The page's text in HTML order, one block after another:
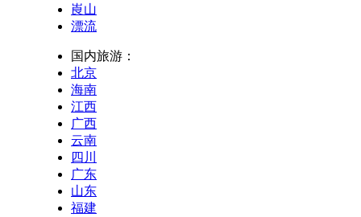
崀山
漂流
国内旅游：
北京
海南
江西
广西
云南
四川
广东
山东
福建